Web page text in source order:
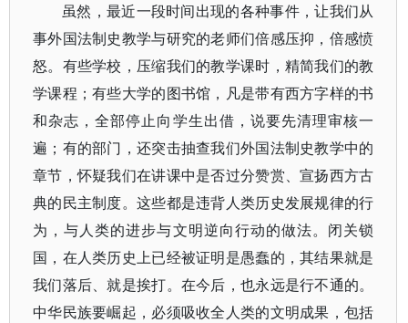
虽然，最近一段时间出现的各种事件，让我们从
事外国法制史教学与研究的老师们倍感压抑，倍感愤
怒。有些学校，压缩我们的教学课时，精简我们的教
学课程；有些大学的图书馆，凡是带有西方字样的书
和杂志，全部停止向学生出借，说要先清理审核一
遍；有的部门，还突击抽查我们外国法制史教学中的
章节，怀疑我们在讲课中是否过分赞赏、宣扬西方古
典的民主制度。这些都是违背人类历史发展规律的行
为，与人类的进步与文明逆向行动的做法。闭关锁
国，在人类历史上已经被证明是愚蠢的，其结果就是
我们落后、就是挨打。在今后，也永远是行不通的。
中华民族要崛起，必须吸收全人类的文明成果，包括